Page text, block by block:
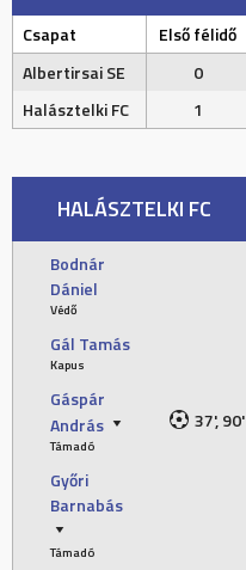
Csapat Első félidő
Albertirsai SE
0
Halásztelki FC
1
HALÁSZTELKI FC
Bodnár
Dániel
Védő
Gál Tamás
Kapus
Gáspár
András
Támadó
37', 90'
Győri
Barnabás
Támadó